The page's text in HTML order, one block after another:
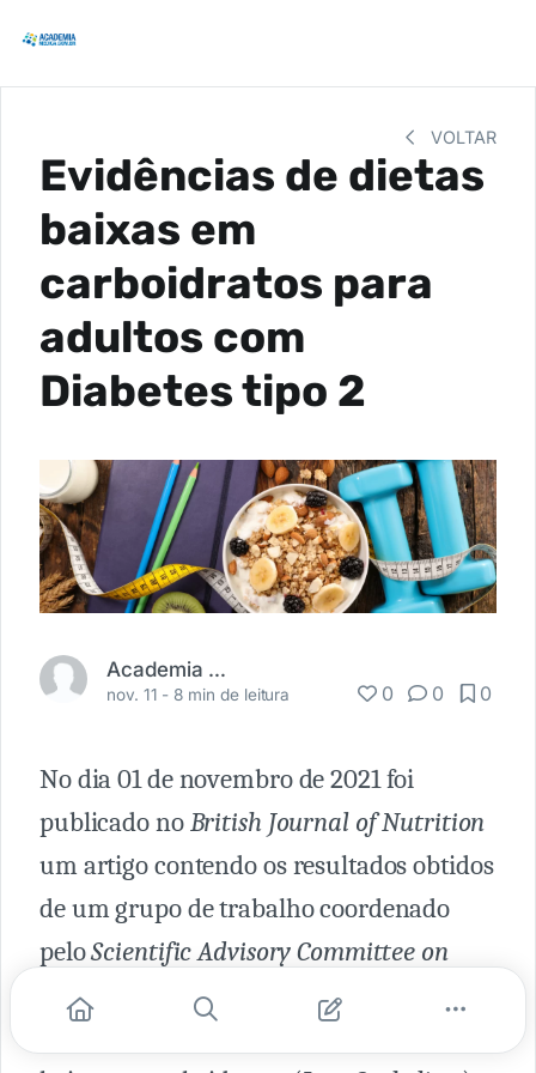
VOLTAR
Evidências de dietas
baixas em
carboidratos para
adultos com
Diabetes tipo 2
Academia Médica
nov. 11 - 8 min de leitura 0 0 0
No dia 01 de novembro de 2021 foi
publicado noBritish Journal of Nutrition
um artigo contendo os resultados obtidos
de um grupo de trabalho coordenado
peloScientific Advisory Committee on
Nutrition
(SACN) que buscou avaliar os